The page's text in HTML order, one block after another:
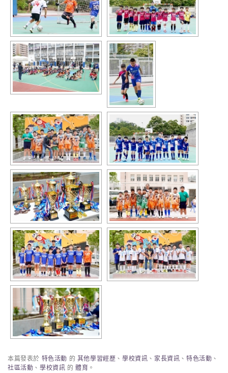
本篇發表於 特色活動 的 其他學習經歷 、學校資訊 、 家長資訊 、特色活動 、
社區活動 、學校資訊 的體育 。